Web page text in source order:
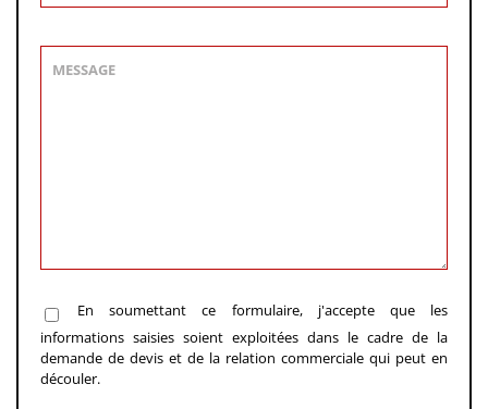
En soumettant ce formulaire, j'accepte que les
informations saisies soient exploitées dans le cadre de la
demande de devis et de la relation commerciale qui peut en
découler.